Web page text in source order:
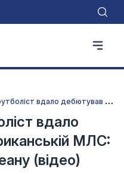
У
країнський футболіст вдало дебютував в американській МЛС: подробиці з-за океану (відео)
вдало
МЛС:
(відео)